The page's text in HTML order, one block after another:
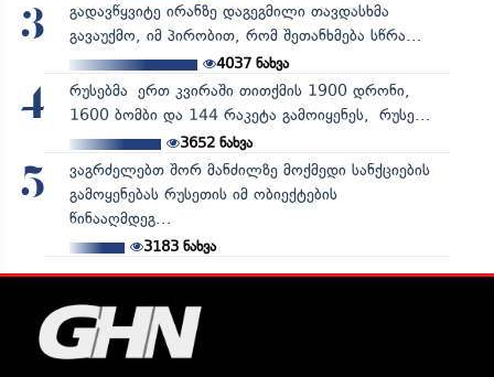
3
გადავწყვიტე ირანზე დაგეგმილი თავდასხმა
გავაუქმო, იმ პირობით, რომ შეთანხმება სწრა...
4037ნახვა
4
რუსებმა ერთ კვირაში თითქმის 1900 დრონი,
1600 ბომბი და 144 რაკეტა გამოიყენეს, რუსე...
3652ნახვა
5
ვაგრძელებთ შორ მანძილზე მოქმედი სანქციების
გამოყენებას რუსეთის იმ ობიექტების
წინააღმდეგ...
3183ნახვა